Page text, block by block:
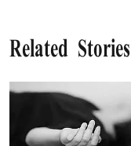
Related Stories